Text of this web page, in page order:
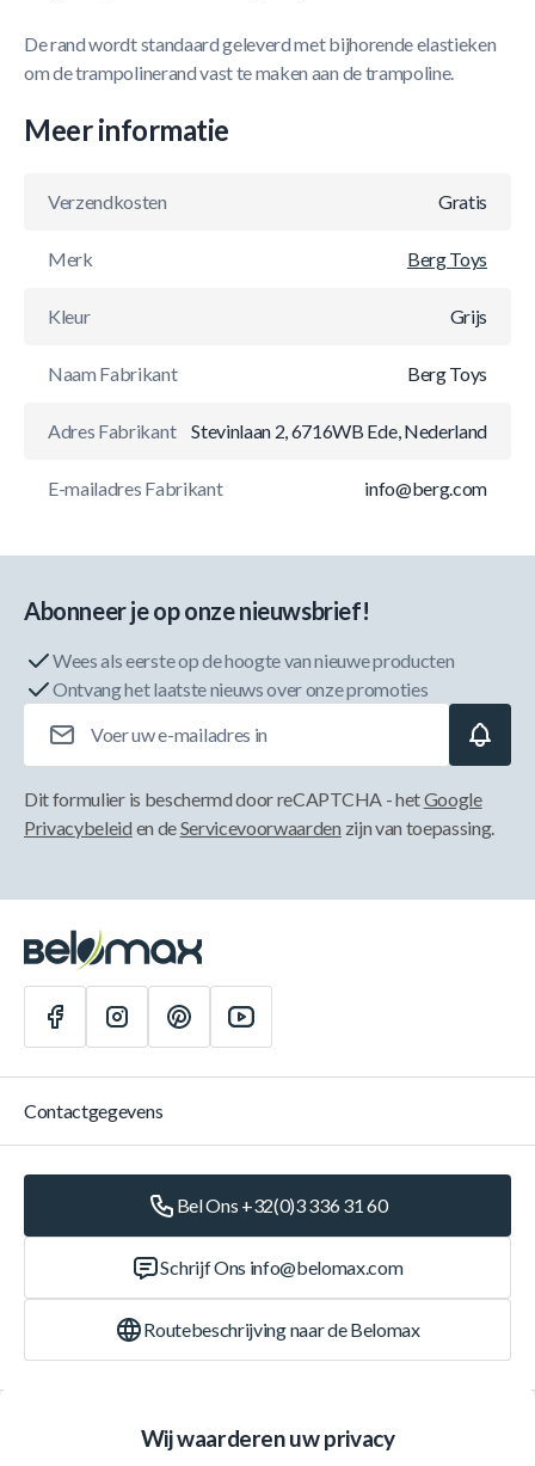
De rand wordt standaard geleverd met bijhorende elastieken
om de trampolinerand vast te maken aan de trampoline.
Meer informatie
Verzendkosten Gratis
Merk Berg Toys
Kleur Grijs
Naam Fabrikant Berg Toys
Adres Fabrikant Stevinlaan 2, 6716WB Ede, Nederland
E-mailadres Fabrikant info@berg.com
Wij waarderen uw privacy
Abonneer je op onze nieuwsbrief!
Wees als eerste op de hoogte van nieuwe producten
Ontvang het laatste nieuws over onze promoties
Dit formulier is beschermd door reCAPTCHA - hetGoogle
Privacybeleid en deServicevoorwaarden zijn van toepassing.
Contactgegevens
Bel Ons +32(0)3 336 31 60
Schrijf Ons info@belomax.com
Routebeschrijving naar de Belomax